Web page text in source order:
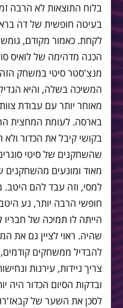
בלוח התוצאות לא הרבה
בעיטה חופשית של דה
לקחת. כאמור מקודם,
הכנה מדהימה של לואיס
מנצ'סטר סיטי במשחק
המשיכה בשלה, והיא
מאוחר יותר עם עבודת
בארסה. לעומת המחצית
בקושי קיבל את הכדור
שהשחקנים של סיטי
מאוד ומונעים מהשחקנים
למסי, וזה עבד להם
חופשי הרבה יותר, נע
הייתה לו תמיכה של חבריו
שהיה. ראוי לציין גם את
להבדיל ממשחקים
צריך ניידות, עירנות
ובדקות הסיום הכדור היה
לסכן את השער של